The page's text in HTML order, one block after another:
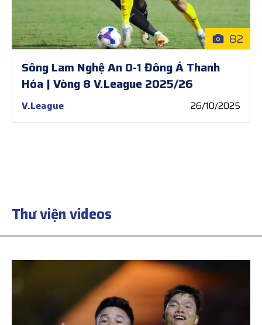
82
Sông Lam Nghệ An 0-1 Đông Á Thanh
Hóa | Vòng 8 V.League 2025/26
V.League 26/10/2025
Thư viện videos